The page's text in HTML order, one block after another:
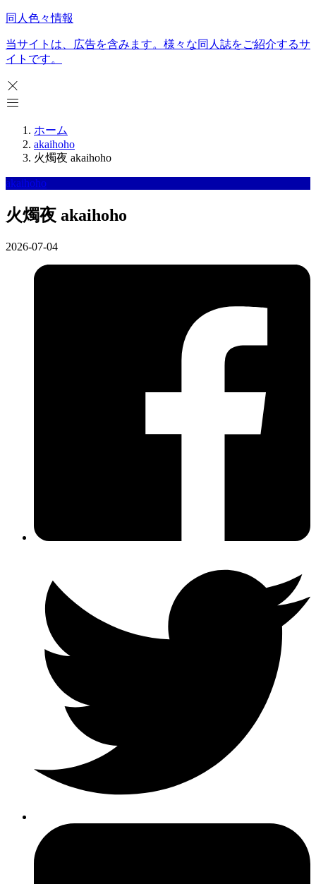
同人色々情報
当サイトは、広告を含みます。様々な同人誌をご紹介するサ
イトです。
ホーム
akaihoho
火燭夜 akaihoho
akaihoho
火燭夜 akaihoho
2026-07-04